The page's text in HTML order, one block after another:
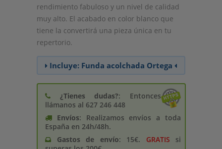
rendimiento fabuloso y un nivel de calidad
muy alto. El acabado en color blanco que
tiene la convertirá una pieza única en tu
repertorio.
Incluye: Funda acolchada Ortega
¿Tienes dudas?: Entonces
llámanos al 627 246 448
Envíos: Realizamos envíos a toda
España en 24h/48h.
Gastos de enví­o: 15€. GRATIS si